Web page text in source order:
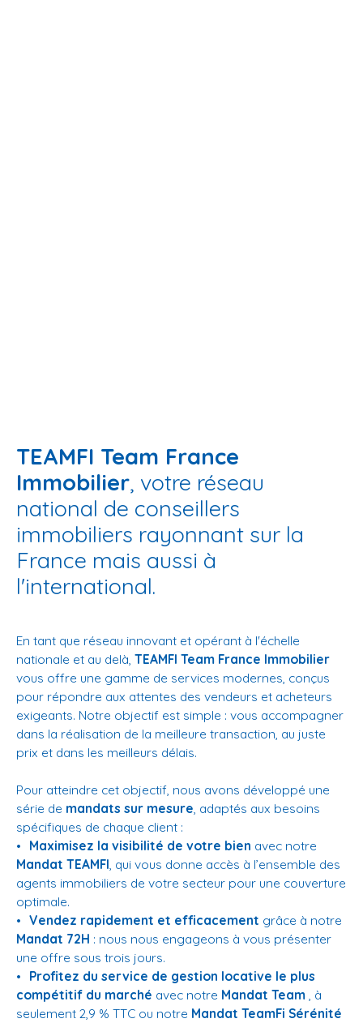
TEAMFI Team France
Immobilier, votre réseau
national de conseillers
immobiliers rayonnant sur la
France mais aussi à
l'international.
En tant que réseau innovant et opérant à l'échelle
nationale et au delà, TEAMFI Team France Immobilier
vous offre une gamme de services modernes, conçus
pour répondre aux attentes des vendeurs et acheteurs
exigeants. Notre objectif est simple : vous accompagner
dans la réalisation de la meilleure transaction, au juste
prix et dans les meilleurs délais.
Pour atteindre cet objectif, nous avons développé une
série de mandats sur mesure, adaptés aux besoins
spécifiques de chaque client :
Maximisez la visibilité de votre bien avec notre
Mandat TEAMFI, qui vous donne accès à l’ensemble des
agents immobiliers de votre secteur pour une couverture
optimale.
Vendez rapidement et efficacement grâce à notre
Mandat 72H : nous nous engageons à vous présenter
une offre sous trois jours.
Profitez du service de gestion locative le plus
compétitif du marché avec notre Mandat Team , à
seulement 2,9 % TTC ou notre Mandat TeamFi Sérénité